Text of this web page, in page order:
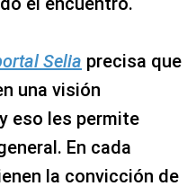
Selia precisa que
una visión
eso les permite
En cada
la convicción de